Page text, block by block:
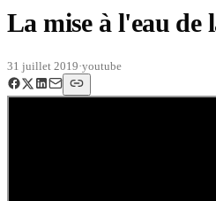
La mise à l'eau de
31 juillet 2019·youtube